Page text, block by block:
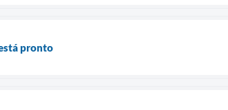
pronto